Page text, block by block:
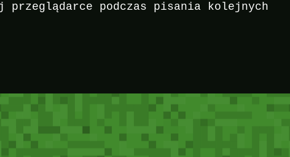
przeglądarce podczas pisania kolejnych